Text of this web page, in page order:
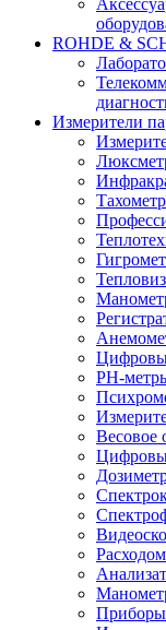
ROHDE &
Измерители
PH-
Весовое
Приборы